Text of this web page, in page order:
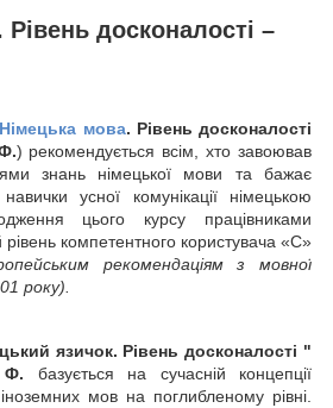
досконалості –
Німецька мова. Рівень досконалості
) рекомендується всім, хто завоював
знань німецької мови та бажає
усної комунікації німецькою
цього курсу працівниками
рівень компетентного користувача «С»
рекомендаціям з мовної
року).
язичок. Рівень досконалості "
Ф. базується на сучасній концепції
мов на поглибленому рівні.